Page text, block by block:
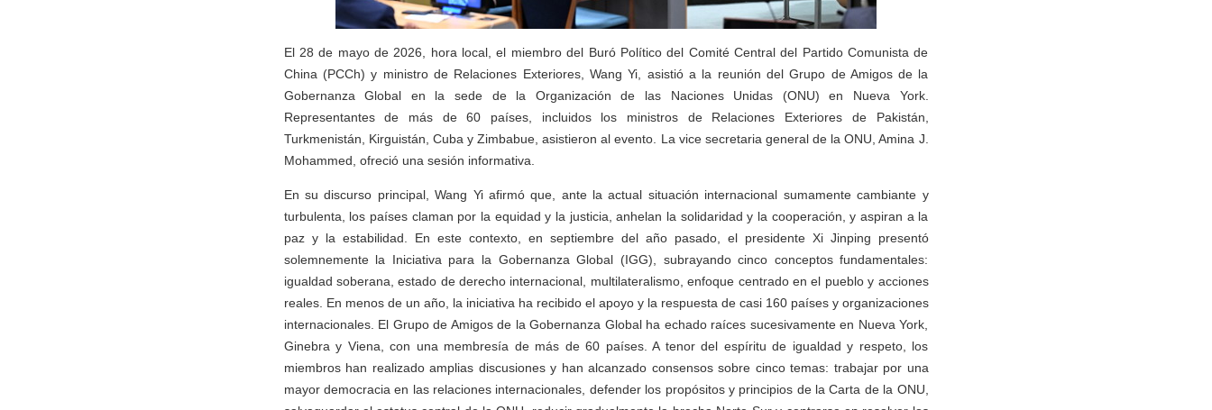
El 28 de mayo de 2026, hora local, el miembro del Buró Político del Comité Central del Partido Comunista de
China (PCCh) y ministro de Relaciones Exteriores, Wang Yi, asistió a la reunión del Grupo de Amigos de la
Gobernanza Global en la sede de la Organización de las Naciones Unidas (ONU) en Nueva York.
Representantes de más de 60 países, incluidos los ministros de Relaciones Exteriores de Pakistán,
Turkmenistán, Kirguistán, Cuba y Zimbabue, asistieron al evento. La vice secretaria general de la ONU, Amina J.
Mohammed, ofreció una sesión informativa.
En su discurso principal, Wang Yi afirmó que, ante la actual situación internacional sumamente cambiante y
turbulenta, los países claman por la equidad y la justicia, anhelan la solidaridad y la cooperación, y aspiran a la
paz y la estabilidad. En este contexto, en septiembre del año pasado, el presidente Xi Jinping presentó
solemnemente la Iniciativa para la Gobernanza Global (IGG), subrayando cinco conceptos fundamentales:
igualdad soberana, estado de derecho internacional, multilateralismo, enfoque centrado en el pueblo y acciones
reales. En menos de un año, la iniciativa ha recibido el apoyo y la respuesta de casi 160 países y organizaciones
internacionales. El Grupo de Amigos de la Gobernanza Global ha echado raíces sucesivamente en Nueva York,
Ginebra y Viena, con una membresía de más de 60 países. A tenor del espíritu de igualdad y respeto, los
miembros han realizado amplias discusiones y han alcanzado consensos sobre cinco temas: trabajar por una
mayor democracia en las relaciones internacionales, defender los propósitos y principios de la Carta de la ONU,